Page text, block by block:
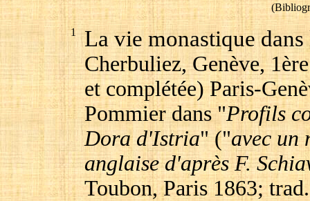
1 La vie monastique
Cherbuliez, Genève,
et complétée) Paris-
Pommier dans "Profils
Dora d'Istria" ("avec un
anglaise d'après F.
Toubon, Paris 1863;